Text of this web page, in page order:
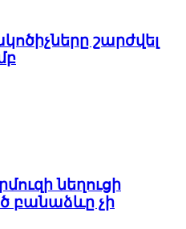
շարժվել
նեղուցի
բանաձևը չի